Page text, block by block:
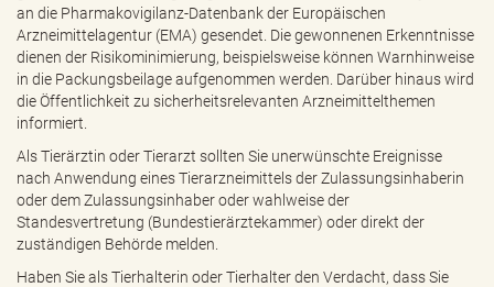
an die Pharmakovigilanz-Datenbank der Europäischen
Arzneimittelagentur (EMA) gesendet. Die gewonnenen Erkenntnisse
dienen der Risikominimierung, beispielsweise können Warnhinweise
in die Packungsbeilage aufgenommen werden. Darüber hinaus wird
die Öffentlichkeit zu sicherheitsrelevanten Arzneimittelthemen
informiert.
Als Tierärztin oder Tierarzt sollten Sie unerwünschte Ereignisse
nach Anwendung eines Tierarzneimittels der Zulassungsinhaberin
oder dem Zulassungsinhaber oder wahlweise der
Standesvertretung (Bundestierärztekammer) oder direkt der
zuständigen Behörde melden.
Haben Sie als Tierhalterin oder Tierhalter den Verdacht, dass Sie